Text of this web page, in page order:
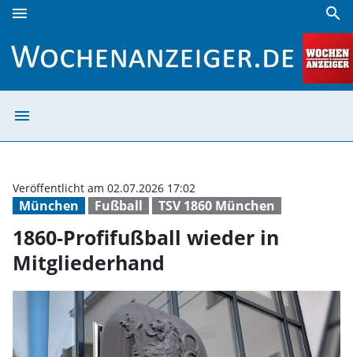
menu search
menu
München Fußball TSV 1860 München
Veröffentlicht am 02.07.2026 17:02
1860-Profifußball wieder in
Mitgliederhand